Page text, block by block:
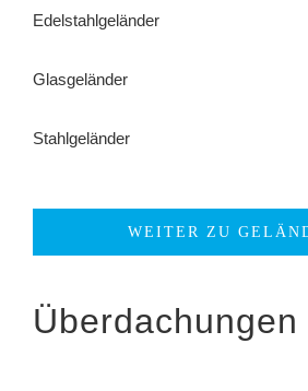
Edelstahlgeländer
Glasgeländer
Stahlgeländer
WEITER ZU
Überdachungen